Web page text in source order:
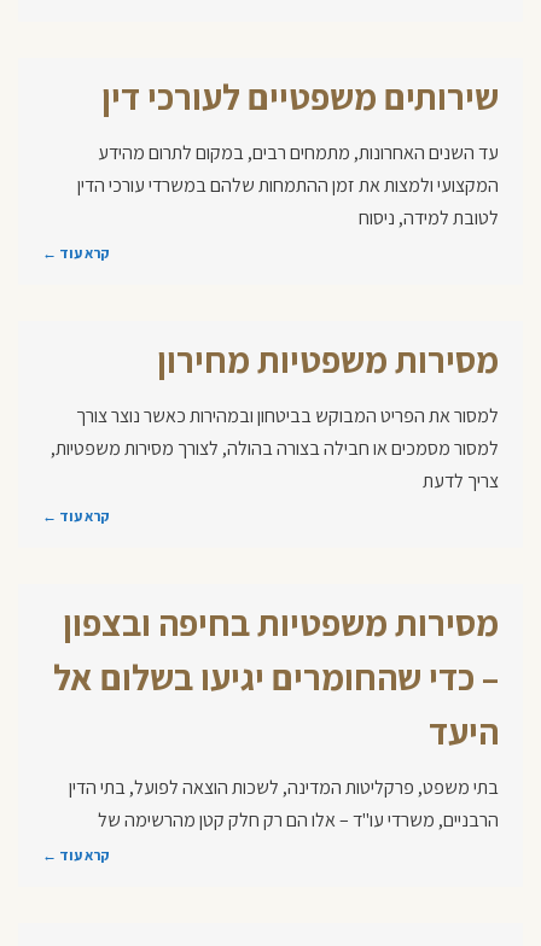
שירותים משפטיים לעורכי דין
עד השנים האחרונות, מתמחים רבים, במקום לתרום מהידע
המקצועי ולמצות את זמן ההתמחות שלהם במשרדי עורכי הדין
לטובת למידה, ניסוח
קרא עוד ←
מסירות משפטיות מחירון
למסור את הפריט המבוקש בביטחון ובמהירות כאשר נוצר צורך
למסור מסמכים או חבילה בצורה בהולה, לצורך מסירות משפטיות,
צריך לדעת
קרא עוד ←
מסירות משפטיות בחיפה ובצפון
– כדי שהחומרים יגיעו בשלום אל
היעד
בתי משפט, פרקליטות המדינה, לשכות הוצאה לפועל, בתי הדין
הרבניים, משרדי עו"ד – אלו הם רק חלק קטן מהרשימה של
קרא עוד ←